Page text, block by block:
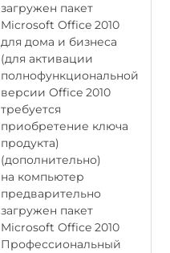
загружен пакет
Microsoft Office 2010
для дома и бизнеса
(для активации
полнофункциональной
версии Office 2010
требуется
приобретение ключа
продукта)
(дополнительно)
на компьютер
предварительно
загружен пакет
Microsoft Office 2010
Профессиональный